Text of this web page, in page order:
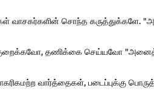
வாசகர்களின் சொந்த கருத்துக்களே.
தணிக்கை செய்யவோ
வார்த்தைகள், படைப்புக்கு